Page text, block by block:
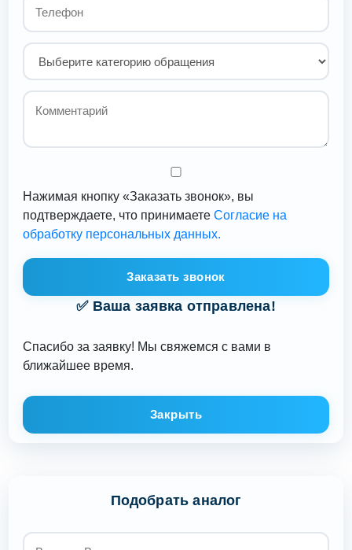
Нажимая кнопку «Заказать звонок», вы
подтверждаете, что принимаетеСогласие на
обработку персональных данных.
Заказать звонок
✅ Ваша заявка отправлена!
Спасибо за заявку! Мы свяжемся с вами в
ближайшее время.
Закрыть
Подобрать аналог